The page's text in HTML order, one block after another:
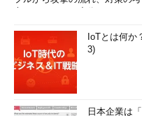
IoTとは何
3)
日本企業は